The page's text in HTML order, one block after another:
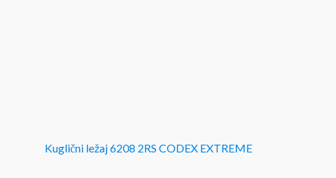
Kuglični ležaj 6208 2RS CODEX EXTREME